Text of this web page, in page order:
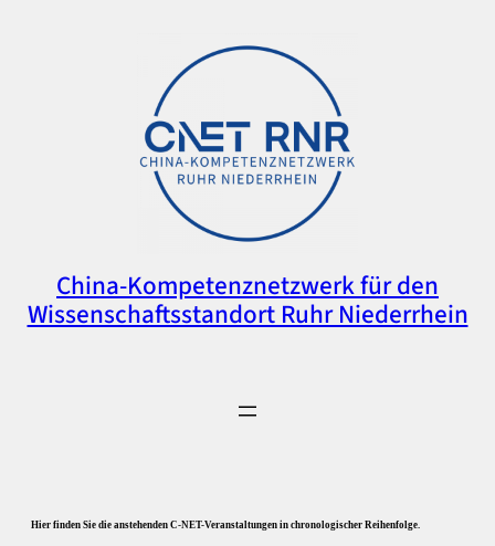
China-Kompetenznetzwerk für den
Wissenschaftsstandort Ruhr Niederrhein
Hier finden Sie die anstehenden C-NET-Veranstaltungen in chronologischer Reihenfolge.